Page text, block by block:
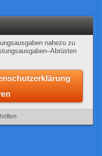
nahezu zu